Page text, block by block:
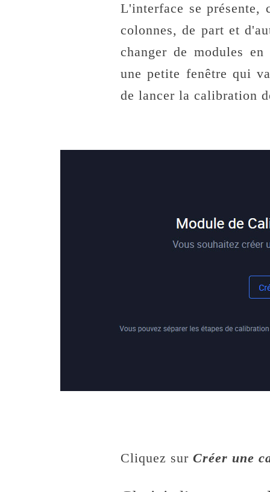
L'interface se présente,
colonnes, de part et
changer de modules
une petite fenêtre qui
de lancer la calibration
Cliquez sur Créer une